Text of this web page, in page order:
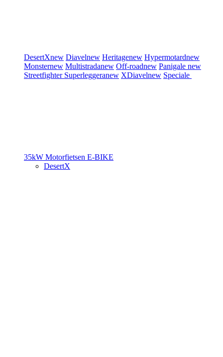
DesertXnew Diavelnew Heritagenew Hypermotardnew
Monsternew Multistradanew Off-roadnew Panigale new
Streetfighter Superleggeranew XDiavelnew Speciale
35kW Motorfietsen E-BIKE
DesertX